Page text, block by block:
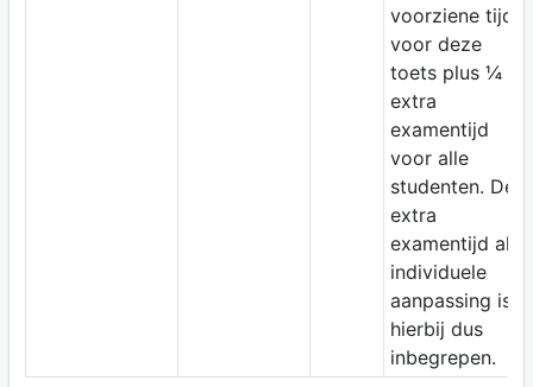
voorziene tijd
voor deze
toets plus ¼
extra
examentijd
voor alle
studenten. De
extra
examentijd als
individuele
aanpassing is
hierbij dus
inbegrepen.